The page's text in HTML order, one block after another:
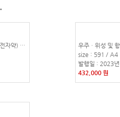
3세대 치료제(디지털치료제ㆍ전자약) 및 바이오의약품 기술 트렌드와 사업화ㆍ시장 전망
size : 591 / A4
발행일 : 2023
432,000 원